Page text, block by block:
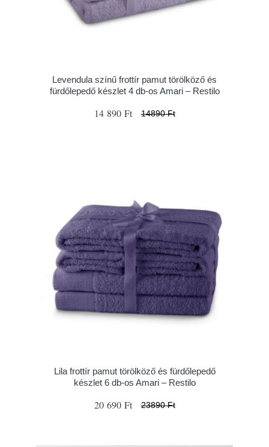
Levendula színű frottír pamut törölköző és
fürdőlepedő készlet 4 db-os Amari – Restilo
14 890 Ft 14890 Ft
Lila frottír pamut törölköző és fürdőlepedő
készlet 6 db-os Amari – Restilo
20 690 Ft 23890 Ft